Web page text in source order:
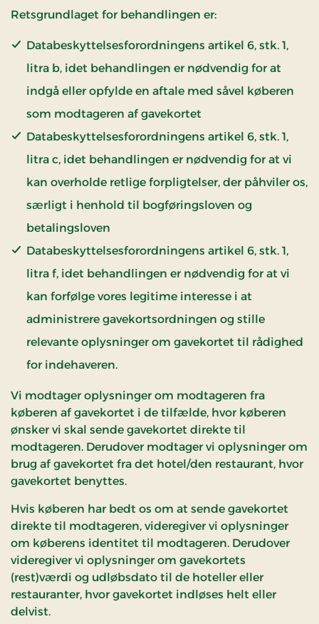
Retsgrundlaget for behandlingen er:
Databeskyttelsesforordningens artikel 6, stk. 1,
litra b, idet behandlingen er nødvendig for at
indgå eller opfylde en aftale med såvel køberen
som modtageren af gavekortet
Databeskyttelsesforordningens artikel 6, stk. 1,
litra c, idet behandlingen er nødvendig for at vi
kan overholde retlige forpligtelser, der påhviler os,
særligt i henhold til bogføringsloven og
betalingsloven
Databeskyttelsesforordningens artikel 6, stk. 1,
litra f, idet behandlingen er nødvendig for at vi
kan forfølge vores legitime interesse i at
administrere gavekortsordningen og stille
relevante oplysninger om gavekortet til rådighed
for indehaveren.
Vi modtager oplysninger om modtageren fra
køberen af gavekortet i de tilfælde, hvor køberen
ønsker vi skal sende gavekortet direkte til
modtageren. Derudover modtager vi oplysninger om
brug af gavekortet fra det hotel/den restaurant, hvor
gavekortet benyttes.
Hvis køberen har bedt os om at sende gavekortet
direkte til modtageren, videregiver vi oplysninger
om køberens identitet til modtageren. Derudover
videregiver vi oplysninger om gavekortets
(rest)værdi og udløbsdato til de hoteller eller
restauranter, hvor gavekortet indløses helt eller
delvist.